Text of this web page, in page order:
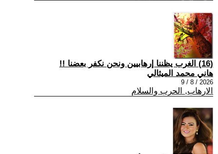
(16) الغرب يظننا إرهابيين ونحن نكفر بعضنا !!
هاني محمد الميثالي
2026 / 8 / 9
الارهاب, الحرب والسلام